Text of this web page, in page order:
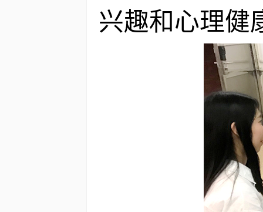
兴趣和心理健